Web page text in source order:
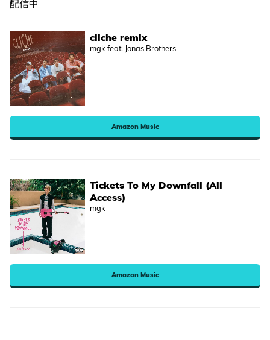
配信中
cliche remix
mgk feat. Jonas Brothers
Amazon Music
Tickets To My Downfall (All
Access)
mgk
Amazon Music